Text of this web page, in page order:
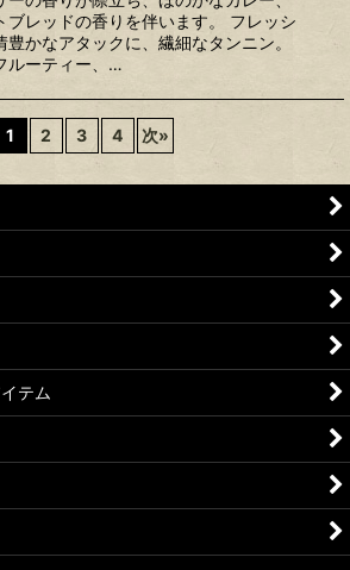
ブレッドの香りを伴います。 フレッシ
豊かなアタックに、繊細なタンニン。
ルーティー、…
1 2 3 4 次»
テム